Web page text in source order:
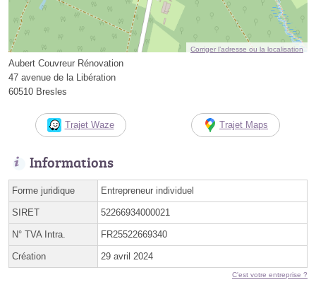
Corriger l’adresse ou la localisation
Aubert Couvreur Rénovation
47 avenue de la Libération
60510 Bresles
Trajet Waze Trajet Maps
Informations
Forme juridique Entrepreneur individuel
SIRET 52266934000021
N° TVA Intra. FR25522669340
Création 29 avril 2024
C'est votre entreprise ?